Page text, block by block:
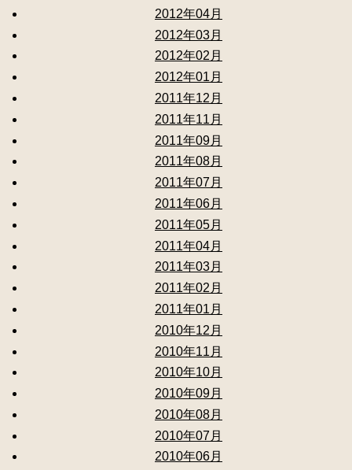
2012年04月
2012年03月
2012年02月
2012年01月
2011年12月
2011年11月
2011年09月
2011年08月
2011年07月
2011年06月
2011年05月
2011年04月
2011年03月
2011年02月
2011年01月
2010年12月
2010年11月
2010年10月
2010年09月
2010年08月
2010年07月
2010年06月